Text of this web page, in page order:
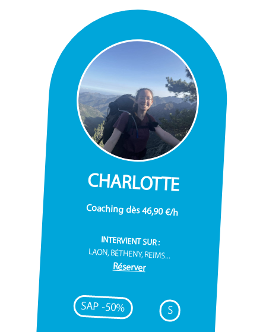
CHARLOTTE
Coaching dès 46,90 €/h
INTERVIENT SUR :
LAON, BÉTHENY, REIMS...
Réserver
SAP -50% S